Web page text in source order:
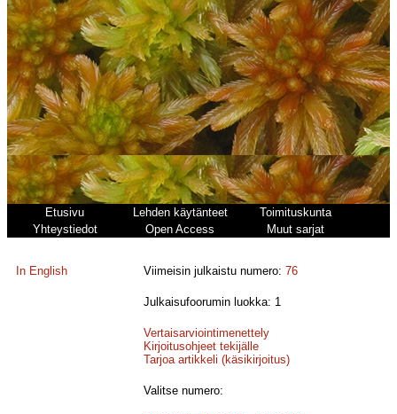
Etusivu Lehden käytänteet
Toimituskunta
Yhteystiedot
Open Access Muut sarjat
In English Viimeisin julkaistu numero:76
Julkaisufoorumin luokka: 1
Vertaisarviointimenettely
Kirjoitusohjeet tekijälle
Tarjoa artikkeli (käsikirjoitus)
Valitse numero: